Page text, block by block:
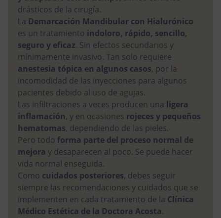
drásticos de la cirugía.
La Demarcación Mandibular con Hialurónico
es un tratamiento indoloro, rápido, sencillo,
seguro y eficaz. Sin efectos secundarios y
mínimamente invasivo. Tan solo requiere
anestesia tópica en algunos casos, por la
incomodidad de las inyecciones para algunos
pacientes debido al uso de agujas.
Las infiltraciones a veces producen una ligera
inflamación, y en ocasiones rojeces y pequeños
hematomas, dependiendo de las pieles.
Pero todo forma parte del proceso normal de
mejora y desaparecen al poco. Se puede hacer
vida normal enseguida.
Como cuidados posteriores, debes seguir
siempre las recomendaciones y cuidados que se
implementen en cada tratamiento de la Clínica
Médico Estética de la Doctora Acosta.